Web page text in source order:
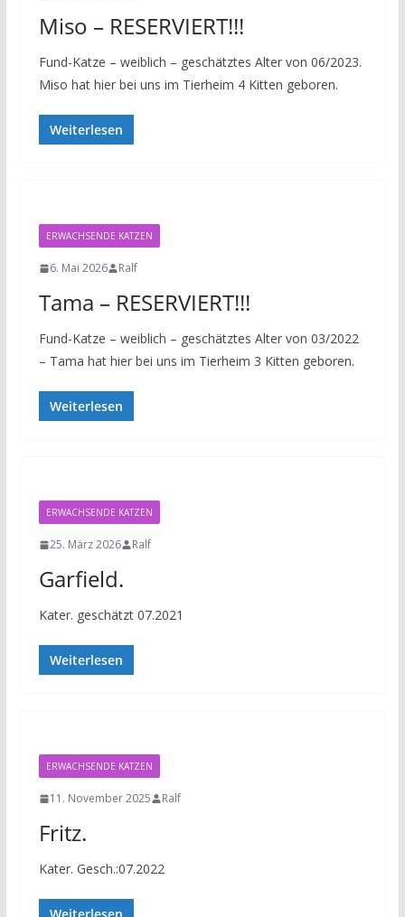
Miso – RESERVIERT!!!
Fund-Katze – weiblich – geschätztes Alter von 06/2023.
Miso hat hier bei uns im Tierheim 4 Kitten geboren.
Weiterlesen
ERWACHSENDE KATZEN
6. Mai 2026 Ralf
Tama – RESERVIERT!!!
Fund-Katze – weiblich – geschätztes Alter von 03/2022
– Tama hat hier bei uns im Tierheim 3 Kitten geboren.
Weiterlesen
ERWACHSENDE KATZEN
25. März 2026 Ralf
Garfield.
Kater. geschätzt 07.2021
Weiterlesen
ERWACHSENDE KATZEN
11. November 2025 Ralf
Fritz.
Kater. Gesch.:07.2022